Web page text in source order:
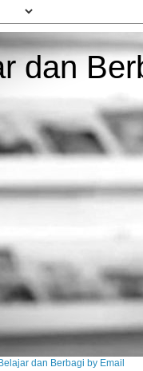
dan
dan Berbagi by Email